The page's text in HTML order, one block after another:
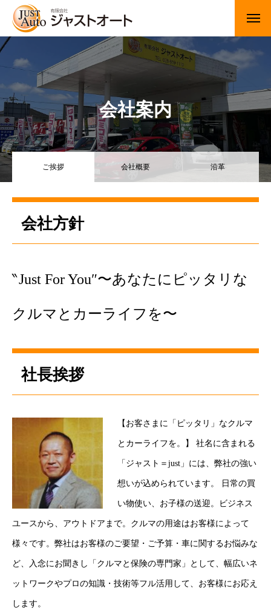
新車
中古車・未使用車
JUジャナイト在庫情報
Gooネット在庫情報
カーセンサー在庫情報
車検・定期点検
部品の取り付け
各種作業料金
おすすめ
部品の取り付け
オイル交換
独自の買取査定
カーリースとは？
会社案内
ご挨拶 会社概要 沿革
会社方針
‶Just For You″〜あなたにピッタリな
クルマとカーライフを〜
社長挨拶
【お客さまに「ピッタリ」なクルマ
とカーライフを。】 社名に含まれる
「ジャスト＝just」には、弊社の強い
想いが込められています。 日常の買
い物使い、お子様の送迎。ビジネス
ユースから、アウトドアまで。クルマの用途はお客様によって
様々です。弊社はお客様のご要望・ご予算・車に関するお悩みな
ど、入念にお聞きし「クルマと保険の専門家」として、幅広いネ
ットワークやプロの知識・技術等フル活用して、お客様にお応え
します。